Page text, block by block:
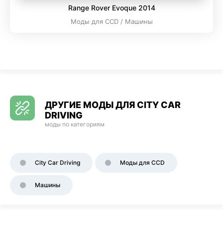
Range Rover Evoque 2014
Моды для CCD / Машины
ДРУГИЕ МОДЫ ДЛЯ CITY CAR
DRIVING
моды по категориям
City Car Driving Моды для CCD
Машины